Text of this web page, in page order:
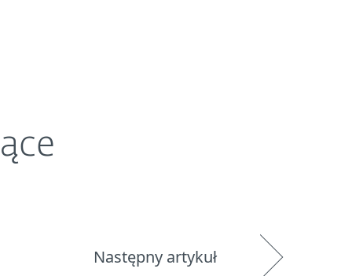
Następny artykuł